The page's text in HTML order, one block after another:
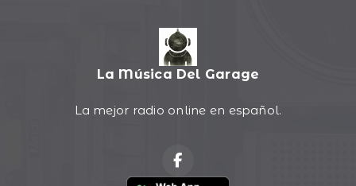
La Música Del Garage
La mejor radio online en español.